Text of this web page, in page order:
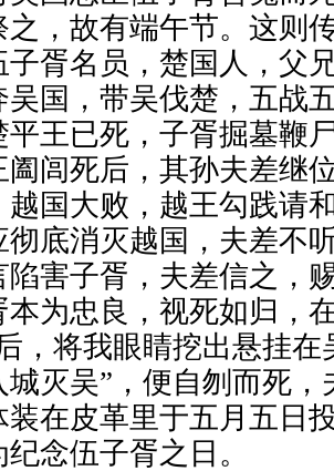
之，故有端午节。这则
子胥名员，楚国人，父
吴国，带吴伐楚，五战
平王已死，子胥掘墓鞭
阖闾死后，其孙夫差继
越国大败，越王勾践请
彻底消灭越国，夫差不
陷害子胥，夫差信之，
本为忠良，视死如归，
，将我眼睛挖出悬挂
城灭吴”，便自刎而死
装在皮革里于五月五日
念伍子胥之日。